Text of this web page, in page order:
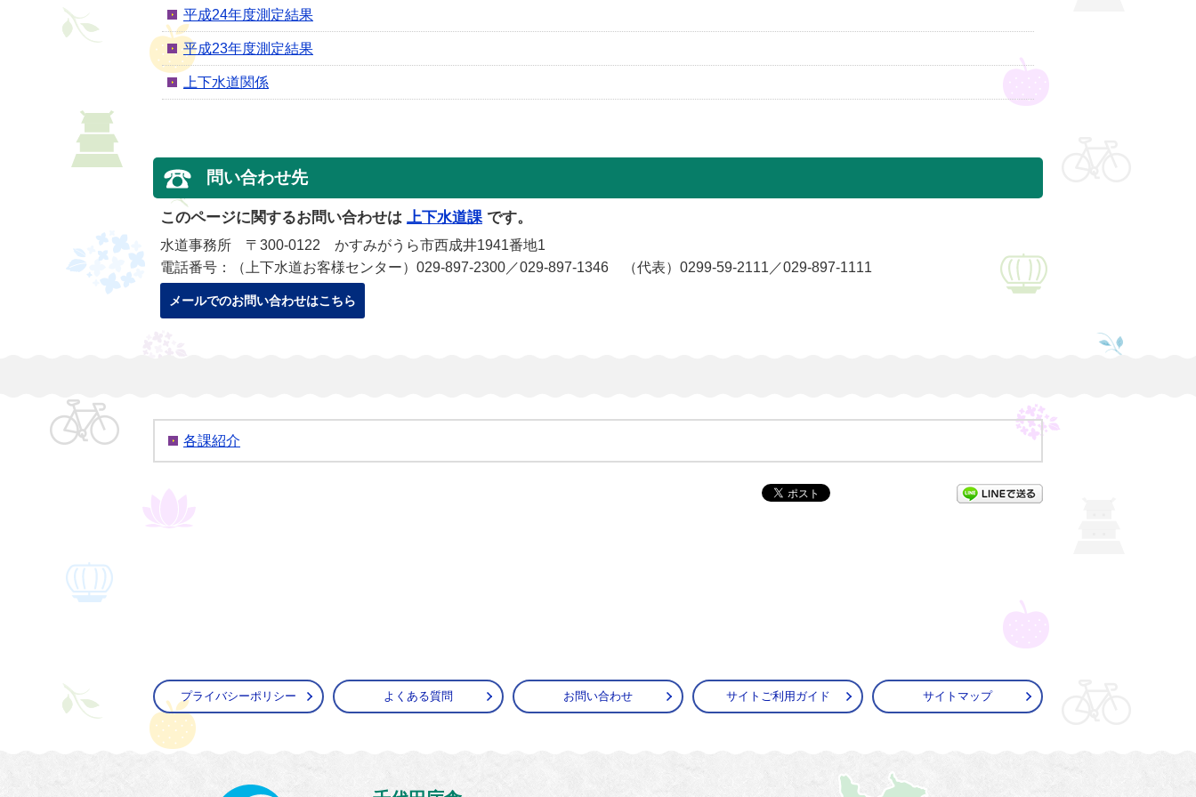
平成24年度測定結果
平成23年度測定結果
上下水道関係
問い合わせ先
このページに関するお問い合わせは 上下水道課 です。
水道事務所 〒300-0122 かすみがうら市西成井1941番地1
電話番号：（上下水道お客様センター）029-897-2300／029-897-1346 （代表）0299-59-2111／029-897-1111
メールでのお問い合わせはこちら
各課紹介
プライバシーポリシー よくある質問 お問い合わせ サイトご利用ガイド サイトマップ